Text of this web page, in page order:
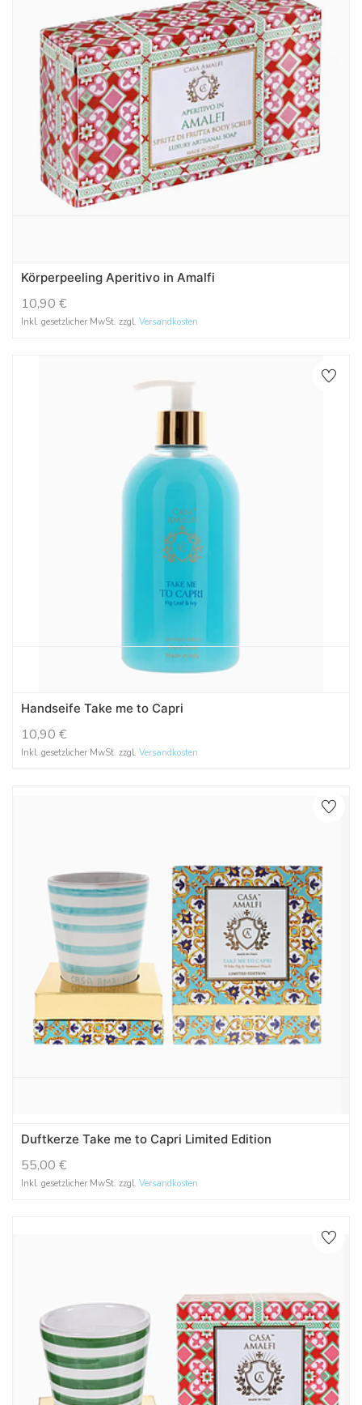
Körperpeeling Aperitivo in Amalfi
10,90 €
Inkl. gesetzlicher MwSt. zzgl. Versandkosten
Handseife Take me to Capri
10,90 €
Inkl. gesetzlicher MwSt. zzgl. Versandkosten
Duftkerze Take me to Capri Limited Edition
55,00 €
Inkl. gesetzlicher MwSt. zzgl. Versandkosten